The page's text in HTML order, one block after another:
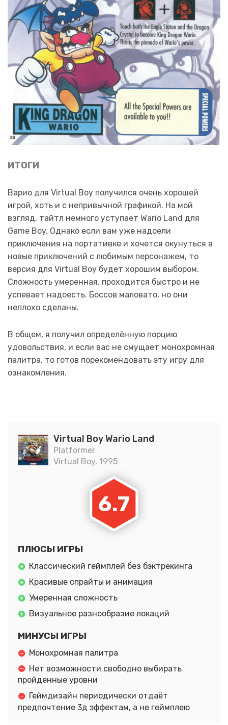
ИТОГИ
Варио для Virtual Boy получился очень хорошей
игрой, хоть и с непривычной графикой. На мой
взгляд, тайтл немного уступает Wario Land для
Game Boy. Однако если вам уже надоели
приключения на портативке и хочется окунуться в
новые приключений с любимым персонажем, то
версия для Virtual Boy будет хорошим выбором.
Сложность умеренная, проходится быстро и не
успевает надоесть. Боссов маловато, но они
неплохо сделаны.
В общем, я получил определённую порцию
удовольствия, и если вас не смущает монохромная
палитра, то готов порекомендовать эту игру для
ознакомления.
Virtual Boy Wario Land
Platformer
Virtual Boy, 1995
6.7
ПЛЮСЫ ИГРЫ
Классический геймплей без бэктрекинга
Красивые спрайты и анимация
Умеренная сложность
Визуальное разнообразие локаций
МИНУСЫ ИГРЫ
Монохромная палитра
Нет возможности свободно выбирать
пройденные уровни
Геймдизайн периодически отдаёт
предпочтение 3д эффектам, а не геймплею